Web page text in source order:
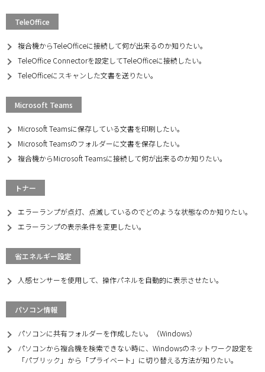
TeleOffice
複合機からTeleOfficeに接続して何が出来るのか知りたい。
TeleOffice Connectorを設定してTeleOfficeに接続したい。
TeleOfficeにスキャンした文書を送りたい。
Microsoft Teams
Microsoft Teamsに保存している文書を印刷したい。
Microsoft Teamsのフォルダーに文書を保存したい。
複合機からMicrosoft Teamsに接続して何が出来るのか知りたい。
トナー
エラーランプが点灯、点滅しているのでどのような状態なのか知りたい。
エラーランプの表示条件を変更したい。
省エネルギー設定
人感センサーを使用して、操作パネルを自動的に表示させたい。
パソコン情報
パソコンに共有フォルダーを作成したい。（Windows）
パソコンから複合機を検索できない時に、Windowsのネットワーク設定を
「パブリック」から「プライベート」に切り替える方法が知りたい。